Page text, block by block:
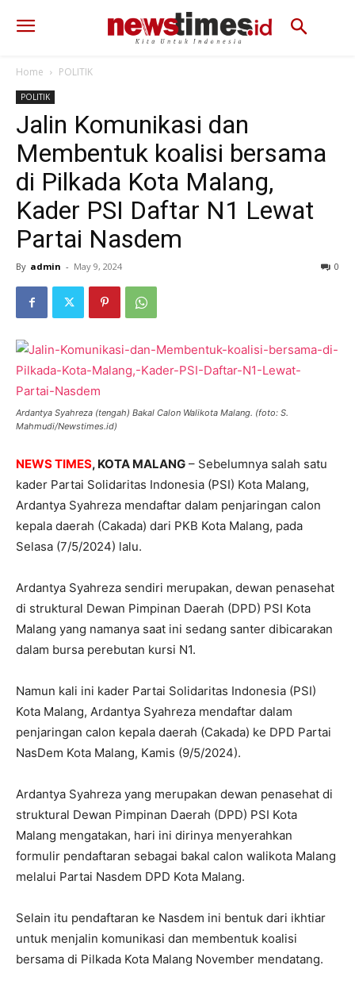
Home POLITIK
POLITIK
Jalin Komunikasi dan
Membentuk koalisi bersama
di Pilkada Kota Malang,
Kader PSI Daftar N1 Lewat
Partai Nasdem
By admin - May 9, 2024 0
Ardantya Syahreza (tengah) Bakal Calon Walikota Malang. (foto: S.
Mahmudi/Newstimes.id)
NEWS TIMES, KOTA MALANG – Sebelumnya salah satu
kader Partai Solidaritas Indonesia (PSI) Kota Malang,
Ardantya Syahreza mendaftar dalam penjaringan calon
kepala daerah (Cakada) dari PKB Kota Malang, pada
Selasa (7/5/2024) lalu.
Ardantya Syahreza sendiri merupakan, dewan penasehat
di struktural Dewan Pimpinan Daerah (DPD) PSI Kota
Malang yang namanya saat ini sedang santer dibicarakan
dalam bursa perebutan kursi N1.
Namun kali ini kader Partai Solidaritas Indonesia (PSI)
Kota Malang, Ardantya Syahreza mendaftar dalam
penjaringan calon kepala daerah (Cakada) ke DPD Partai
NasDem Kota Malang, Kamis (9/5/2024).
Ardantya Syahreza yang merupakan dewan penasehat di
struktural Dewan Pimpinan Daerah (DPD) PSI Kota
Malang mengatakan, hari ini dirinya menyerahkan
formulir pendaftaran sebagai bakal calon walikota Malang
melalui Partai Nasdem DPD Kota Malang.
Selain itu pendaftaran ke Nasdem ini bentuk dari ikhtiar
untuk menjalin komunikasi dan membentuk koalisi
bersama di Pilkada Kota Malang November mendatang.